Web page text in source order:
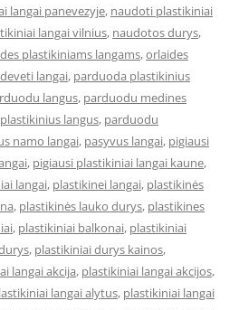
langai panevezyje, naudoti plastikiniai
langai vilnius, naudotos durys,
plastikiniams langams,orlaides
langai, parduoda plastikinius
langus, parduodu medines
langus, parduodu
namo langai, pasyvus langai, pigiausi
, pigiausi plastikiniai langai kaune,
langai, plastikinei langai, plastikinės
, plastikinės lauko durys, plastikines
, plastikiniai balkonai, plastikiniai
, plastikiniai durys kainos,
langai akcija, plastikiniai langai akcijos,
langai alytus, plastikiniai langai